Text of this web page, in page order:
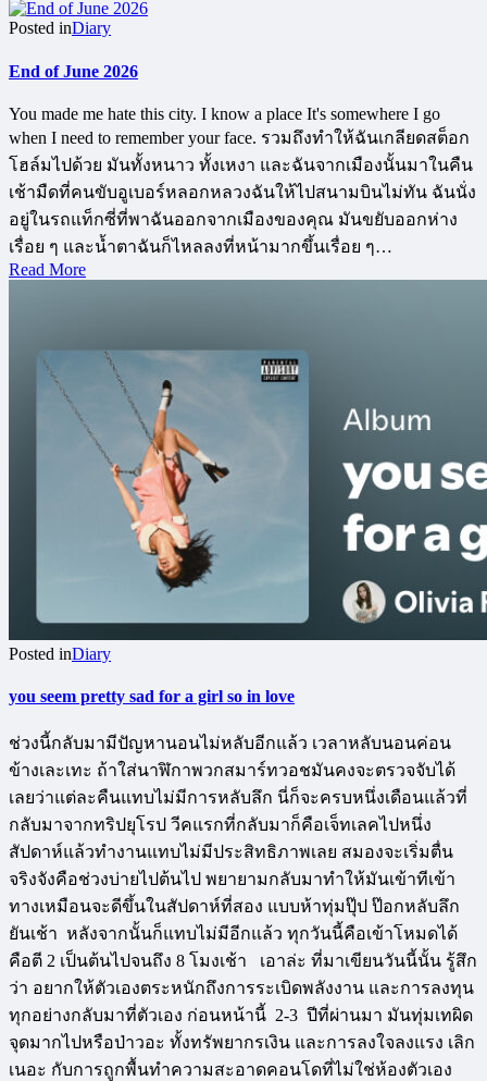
Posted inDiary
End of June 2026
You made me hate this city. I know a place It's somewhere I go
when I need to remember your face. รวมถึงทำให้ฉันเกลียดสต็อก
โฮล์มไปด้วย มันทั้งหนาว ทั้งเหงา และฉันจากเมืองนั้นมาในคืน
เช้ามืดที่คนขับอูเบอร์หลอกหลวงฉันให้ไปสนามบินไม่ทัน ฉันนั่ง
อยู่ในรถแท็กซี่ที่พาฉันออกจากเมืองของคุณ มันขยับออกห่าง
เรื่อย ๆ และน้ำตาฉันก็ไหลลงที่หน้ามากขึ้นเรื่อย ๆ…
Read More
Posted inDiary
you seem pretty sad for a girl so in love
ช่วงนี้กลับมามีปัญหานอนไม่หลับอีกแล้ว เวลาหลับนอนค่อน
ข้างเละเทะ ถ้าใส่นาฬิกาพวกสมาร์ทวอชมันคงจะตรวจจับได้
เลยว่าแต่ละคืนแทบไม่มีการหลับลึก นี่ก็จะครบหนึ่งเดือนแล้วที่
กลับมาจากทริปยุโรป วีคแรกที่กลับมาก็คือเจ็ทเลคไปหนึ่ง
สัปดาห์แล้วทำงานแทบไม่มีประสิทธิภาพเลย สมองจะเริ่มตื่น
จริงจังคือช่วงบ่ายไปต้นไป พยายามกลับมาทำให้มันเข้าทีเข้า
ทางเหมือนจะดีขึ้นในสัปดาห์ที่สอง แบบห้าทุ่มปุ๊ป ป๊อกหลับลึก
ยันเช้า หลังจากนั้นก็แทบไม่มีอีกแล้ว ทุกวันนี้คือเข้าโหมดได้
คือตี 2 เป็นต้นไปจนถึง 8 โมงเช้า เอาล่ะ ที่มาเขียนวันนี้นั้น รู้สึก
ว่า อยากให้ตัวเองตระหนักถึงการระเบิดพลังงาน และการลงทุน
ทุกอย่างกลับมาที่ตัวเอง ก่อนหน้านี้ 2-3 ปีที่ผ่านมา มันทุ่มเทผิด
จุดมากไปหรือป่าวอะ ทั้งทรัพยากรเงิน และการลงใจลงแรง เลิก
เนอะ กับการถูกพื้นทำความสะอาดคอนโดที่ไม่ใช่ห้องตัวเอง